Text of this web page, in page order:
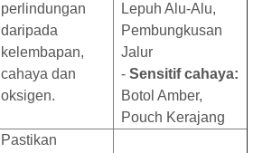
perlindungan
daripada
kelembapan,
cahaya dan
oksigen.
Lepuh Alu-Alu,
Pembungkusan
Jalur
- Sensitif cahaya:
Botol Amber,
Pouch Kerajang
Pastikan